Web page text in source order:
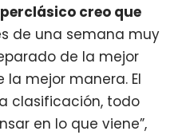
creo que
de una semana muy
de la mejor
mejor manera. El
clasificación, todo
en lo que viene”,